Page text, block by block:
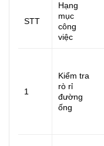
STT
Hạng
mục
công
việc
1
Kiểm tra
rò rỉ
đường
ống